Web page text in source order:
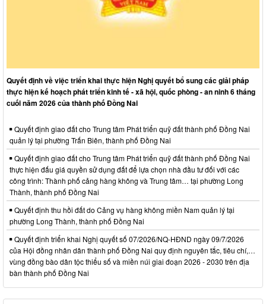
Quyết định về việc triển khai thực hiện Nghị quyết bổ sung các giải pháp
thực hiện kế hoạch phát triển kinh tế - xã hội, quốc phòng - an ninh 6 tháng
cuối năm 2026 của thành phố Đồng Nai
Quyết định giao đất cho Trung tâm Phát triển quỹ đất thành phố Đồng Nai
quản lý tại phường Trấn Biên, thành phố Đồng Nai
Quyết định giao đất cho Trung tâm Phát triển quỹ đất thành phố Đồng Nai
thực hiện đấu giá quyền sử dụng đất để lựa chọn nhà đầu tư đối với các
công trình: Thành phố cảng hàng không và Trung tâm… tại phường Long
Thành, thành phố Đồng Nai
Quyết định thu hồi đất do Cảng vụ hàng không miền Nam quản lý tại
phường Long Thành, thành phố Đồng Nai
Quyết định triển khai Nghị quyết số 07/2026/NQ-HĐND ngày 09/7/2026
của Hội đồng nhân dân thành phố Đồng Nai quy định nguyên tắc, tiêu chí,…
vùng đồng bào dân tộc thiểu số và miền núi giai đoạn 2026 - 2030 trên địa
bàn thành phố Đồng Nai